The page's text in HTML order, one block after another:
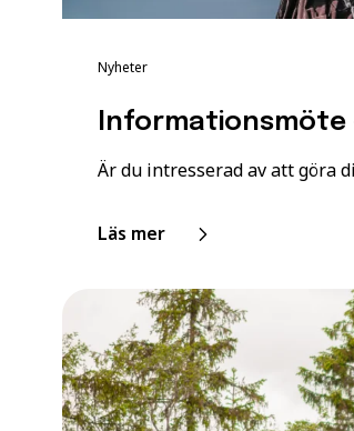
Nyheter
Informationsmöte
Är du intresserad av att göra
Läs mer